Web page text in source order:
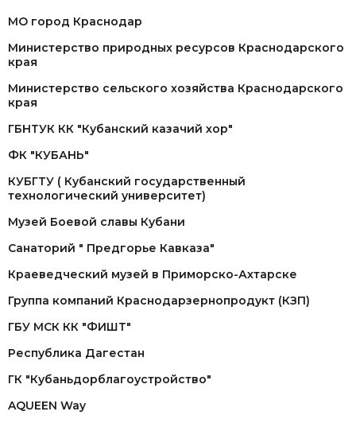
МО город Краснодар
Министерство природных ресурсов Краснодарского
края
Министерство сельского хозяйства Краснодарского
края
ГБНТУК КК "Кубанский казачий хор"
ФК "КУБАНЬ"
КУБГТУ ( Кубанский государственный
технологический университет)
Музей Боевой славы Кубани
Санаторий " Предгорье Кавказа"
Краеведческий музей в Приморско-Ахтарске
Группа компаний Краснодарзернопродукт (КЗП)
ГБУ МСК КК "ФИШТ"
Республика Дагестан
ГК "Кубаньдорблагоустройство"
AQUEEN Way